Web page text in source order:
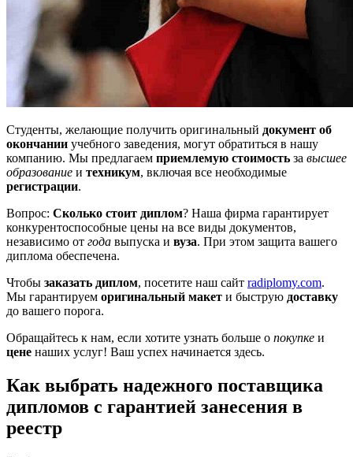
Студенты, желающие получить оригинальный документ об
окончании учебного заведения, могут обратиться в нашу
компанию. Мы предлагаем приемлемую стоимость за высшее
образование и техникум, включая все необходимые
регистрации.
Вопрос: Сколько стоит диплом? Наша фирма гарантирует
конкурентоспособные цены на все виды документов,
независимо от года выпуска и вуза. При этом защита вашего
диплома обеспечена.
Чтобы заказать диплом, посетите наш сайт radiplomy.com.
Мы гарантируем оригинальный макет и быструю доставку
до вашего порога.
Обращайтесь к нам, если хотите узнать больше о покупке и
цене наших услуг! Ваш успех начинается здесь.
Как выбрать надежного поставщика
дипломов с гарантией занесения в
реестр